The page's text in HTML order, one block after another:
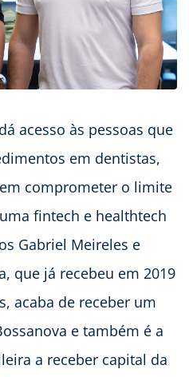
acesso às pessoas que
em dentistas,
comprometer o limite
fintech e healthtech
Gabriel Meireles e
que já recebeu em 2019
acaba de receber um
e também é a
a receber capital da